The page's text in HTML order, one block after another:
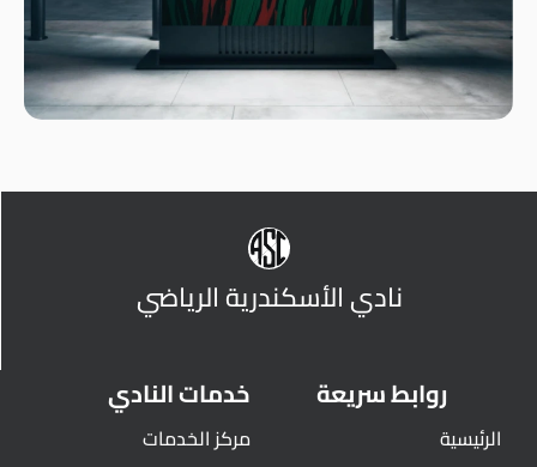
نادي الأسكندرية الرياضي
روابط سريعة
الرئيسية
خدمات النادي
مركز الخدمات